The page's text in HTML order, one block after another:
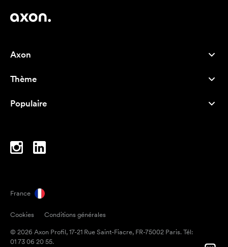
Axon
À propos de nous
Careers
Thème
Best-seller
Inspiration
Populaire
Cahiers
Parapluies
France
Cookies
Conditions générales
© 2026 Axon Profil, 17-21 Rue Saint-Fiacre, FR-75002 Paris. Tél:
01 73 06 20 55.